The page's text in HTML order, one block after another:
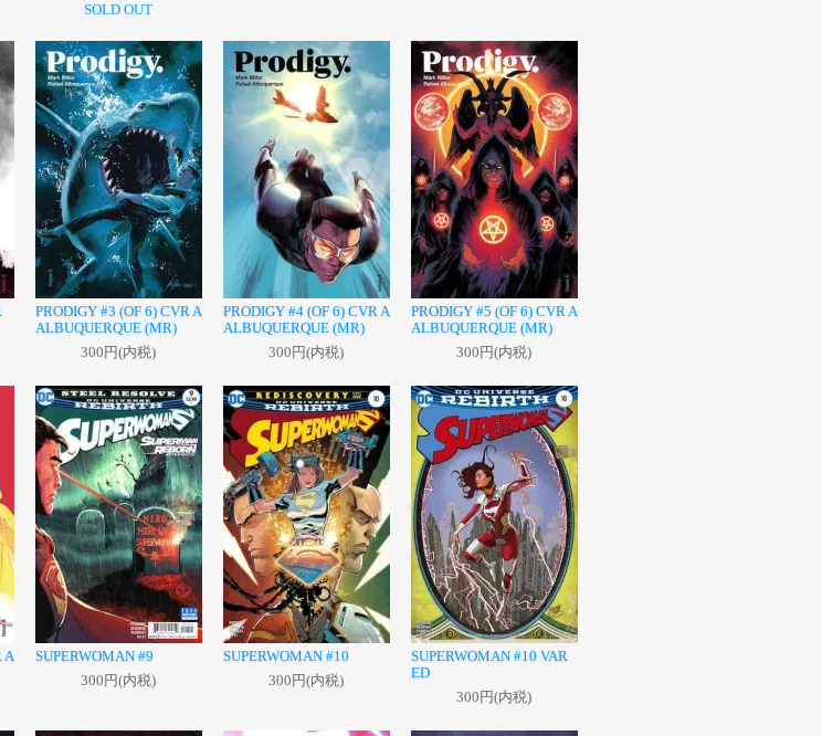
SOLD OUT
PRODIGY #3 (OF 6) CVR A
ALBUQUERQUE (MR)
300円(内税)
PRODIGY #4 (OF 6) CVR A
ALBUQUERQUE (MR)
300円(内税)
PRODIGY #5 (OF 6) CVR A
ALBUQUERQUE (MR)
300円(内税)
A
SUPERWOMAN #9
300円(内税)
SUPERWOMAN #10
300円(内税)
SUPERWOMAN #10 VAR
ED
300円(内税)